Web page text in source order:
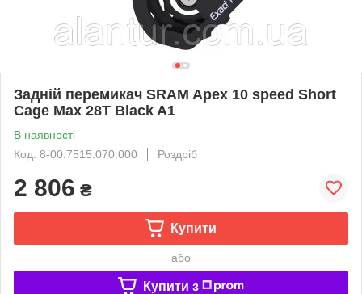
Задній перемикач SRAM Apex 10 speed Short
Cage Max 28T Black A1
В наявності
Код: 8-00.7515.070.000
Роздріб
2 806 ₴
Купити
або
Купити з